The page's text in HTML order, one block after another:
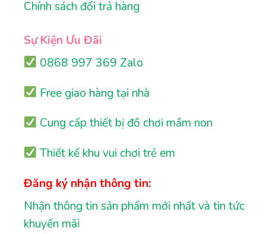
Chính sách đổi trả hàng
Sự Kiện Ưu Đãi
0868 997 369 Zalo
Free giao hàng tại nhà
Cung cấp thiết bị đồ chơi mầm non
Thiết kế khu vui chơi trẻ em
Đăng ký nhận thông tin:
Nhận thông tin sản phẩm mới nhất và tin tức
khuyến mãi